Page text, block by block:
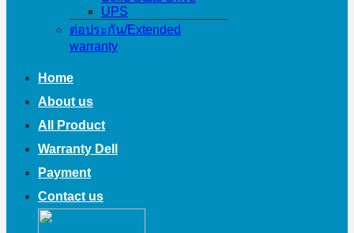
UPS
ต่อประกัน/Extended
warranty
Home
About us
All Product
Warranty Dell
Payment
Contact us